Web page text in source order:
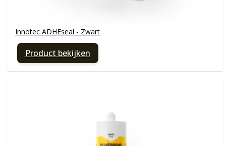
Innotec ADHEseal - Zwart
Product bekijken